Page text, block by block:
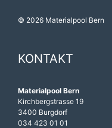
© 2026 Materialpool Bern
KONTAKT
Materialpool Bern
Kirchbergstrasse 19
3400 Burgdorf
034 423 01 01